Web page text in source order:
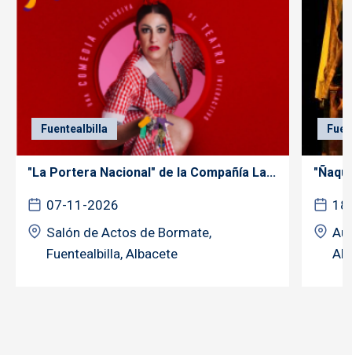
Fuentealbilla
"La Portera Nacional" de la Compañía La...
07-11-2026
Salón de Actos de Bormate,
Fuentealbilla, Albacete